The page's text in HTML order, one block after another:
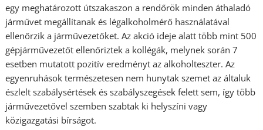
egy meghatározott útszakaszon a rendőrök minden áthaladó
járművet megállítanak és légalkoholmérő használatával
ellenőrzik a járművezetőket. Az akció ideje alatt több mint 500
gépjárművezetőt ellenőriztek a kollégák, melynek során 7
esetben mutatott pozitív eredményt az alkoholteszter. Az
egyenruhások természetesen nem hunytak szemet az általuk
észlelt szabálysértések és szabályszegések felett sem, így több
járművezetővel szemben szabtak ki helyszíni vagy
közigazgatási bírságot.